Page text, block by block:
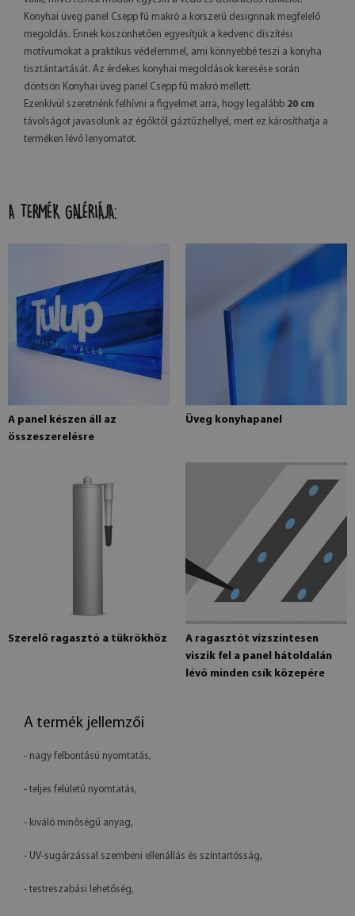
Konyhai üveg panel Csepp fű makró a korszerű designnak megfelelő
megoldás. Ennek köszönhetően egyesítjük a kedvenc díszítési
motívumokat a praktikus védelemmel, ami könnyebbé teszi a konyha
tisztántartását. Az érdekes konyhai megoldások keresése során
döntsön Konyhai üveg panel Csepp fű makró mellett.
Ezenkívül szeretnénk felhívni a figyelmet arra, hogy legalább 20 cm
távolságot javasolunk az égőktől gáztűzhellyel, mert ez károsíthatja a
terméken lévő lenyomatot.
A TERMÉK GALÉRIÁJA:
A panel készen áll az
összeszerelésre
Üveg konyhapanel
Szerelő ragasztó a tükrökhöz
A ragasztót vízszintesen
viszik fel a panel hátoldalán
lévő minden csík közepére
A termék jellemzői
- nagy felbontású nyomtatás,
- teljes felületű nyomtatás,
- kiváló minőségű anyag,
- UV-sugárzással szembeni ellenállás és színtartósság,
- testreszabási lehetőség,